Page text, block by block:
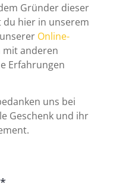
Gründer dieser
hier in unserem
Online-
mit anderen
Erfahrungen
uns bei
Geschenk und ihr